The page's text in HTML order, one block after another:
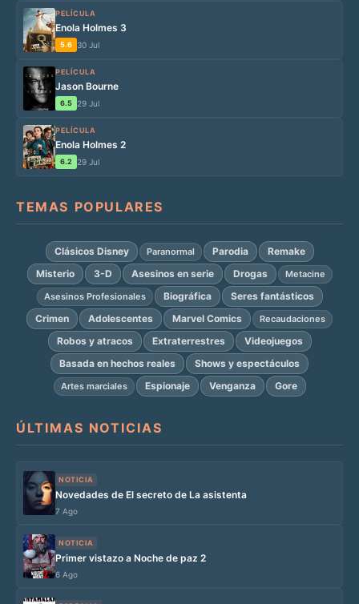
PELÍCULA
Enola Holmes 3
5.6 30 Jul
PELÍCULA
Jason Bourne
6.5 29 Jul
PELÍCULA
Enola Holmes 2
6.2 29 Jul
TEMAS POPULARES
Clásicos Disney Paranormal Parodia
Remake
Misterio
3-D Asesinos en serie Drogas
Metacine
Asesinos Profesionales
Biográfica
Seres fantásticos
Crimen
Adolescentes Marvel Comics Recaudaciones
Robos y atracos Extraterrestres
Videojuegos
Basada en hechos reales
Shows y espectáculos
Artes marciales Espionaje Venganza Gore
ÚLTIMAS NOTICIAS
NOTICIA
Novedades de El secreto de La asistenta
7 Ago
NOTICIA
Primer vistazo a Noche de paz 2
6 Ago